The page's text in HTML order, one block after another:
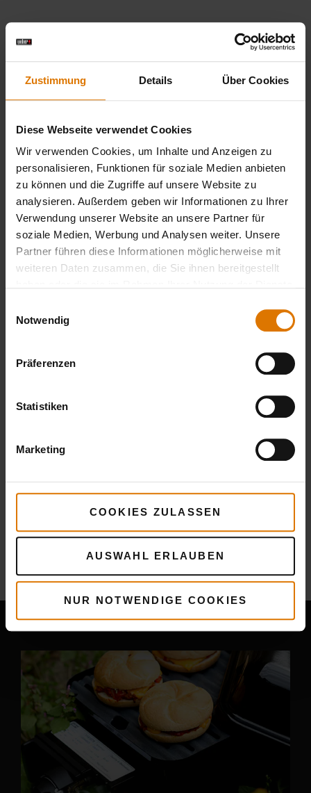
Zustimmung Details Über Cookies
Diese Webseite verwendet Cookies
Wir verwenden Cookies, um Inhalte und Anzeigen zu
personalisieren, Funktionen für soziale Medien anbieten
zu können und die Zugriffe auf unsere Website zu
analysieren. Außerdem geben wir Informationen zu Ihrer
Verwendung unserer Website an unsere Partner für
soziale Medien, Werbung und Analysen weiter. Unsere
Partner führen diese Informationen möglicherweise mit
weiteren Daten zusammen, die Sie ihnen bereitgestellt
Notwendig
Präferenzen
Statistiken
Marketing
COOKIES ZULASSEN
AUSWAHL ERLAUBEN
NUR NOTWENDIGE COOKIES
Empfohlenes Zubehör
MehrRezepte
Das könnte dir auch gefallen